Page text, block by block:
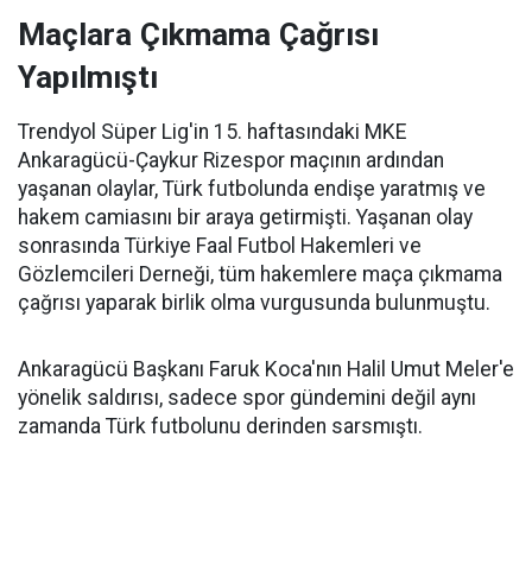
Maçlara Çıkmama Çağrısı
Yapılmıştı
Trendyol Süper Lig'in 15. haftasındaki MKE
Ankaragücü-Çaykur Rizespor maçının ardından
yaşanan olaylar, Türk futbolunda endişe yaratmış ve
hakem camiasını bir araya getirmişti. Yaşanan olay
sonrasında Türkiye Faal Futbol Hakemleri ve
Gözlemcileri Derneği, tüm hakemlere maça çıkmama
çağrısı yaparak birlik olma vurgusunda bulunmuştu.
Ankaragücü Başkanı Faruk Koca'nın Halil Umut Meler'e
yönelik saldırısı, sadece spor gündemini değil aynı
zamanda Türk futbolunu derinden sarsmıştı.